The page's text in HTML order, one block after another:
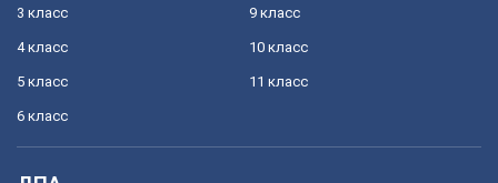
3 класс
4 класс
5 класс
6 класс
9 класс
10 класс
11 класс